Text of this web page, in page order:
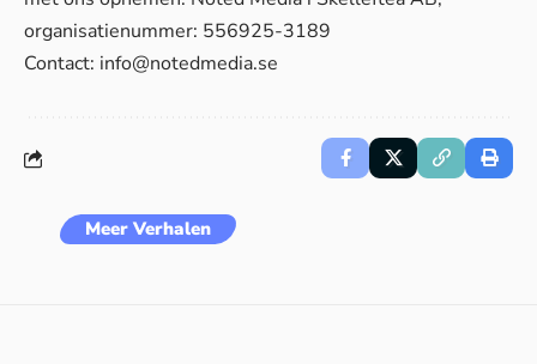
organisatienummer: 556925-3189
Contact: info@notedmedia.se
Meer Verhalen